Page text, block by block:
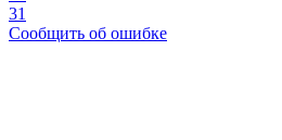
31
Сообщить об ошибке